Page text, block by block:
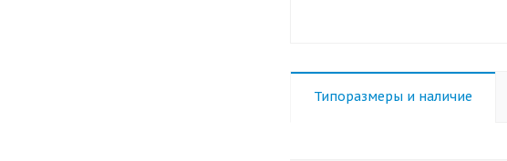
Типоразмеры и наличие